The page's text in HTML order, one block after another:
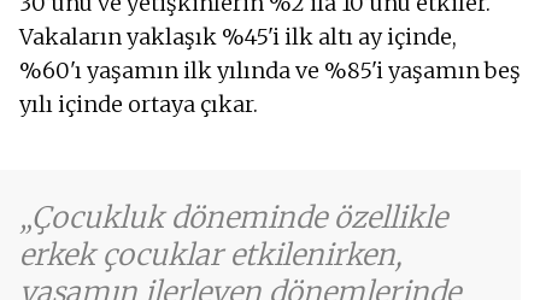
Vakaların yaklaşık %45'i ilk altı ay içinde,
%60'ı yaşamın ilk yılında ve %85'i yaşamın beş
yılı içinde ortaya çıkar.
Çocukluk döneminde özellikle
erkek çocuklar etkilenirken,
yaşamın ilerleyen dönemlerinde